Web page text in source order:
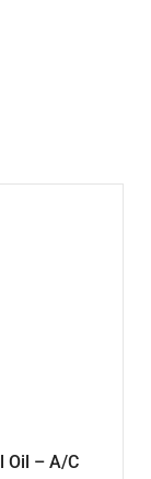
Oil – A/C